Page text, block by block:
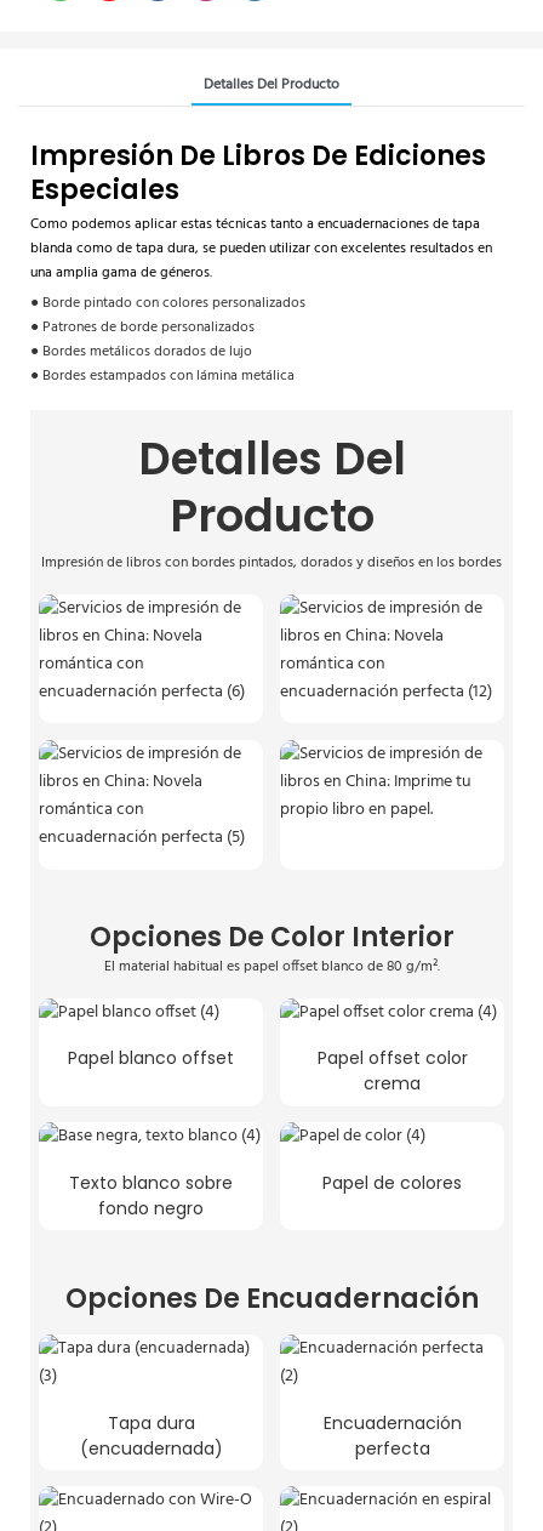
Detalles Del Producto
Impresión De Libros De Ediciones
Especiales
Como podemos aplicar estas técnicas tanto a encuadernaciones de tapa
blanda como de tapa dura, se pueden utilizar con excelentes resultados en
una amplia gama de géneros.
● Borde pintado con colores personalizados
● Patrones de borde personalizados
● Bordes metálicos dorados de lujo
● Bordes estampados con lámina metálica
Detalles Del
Producto
Impresión de libros con bordes pintados, dorados y diseños en los bordes
Opciones De Color Interior
El material habitual es papel offset blanco de 80 g/m².
Papel blanco offset
Papel offset color
crema
Texto blanco sobre
fondo negro
Papel de colores
Opciones De Encuadernación
Tapa dura
(encuadernada)
Encuadernación
perfecta